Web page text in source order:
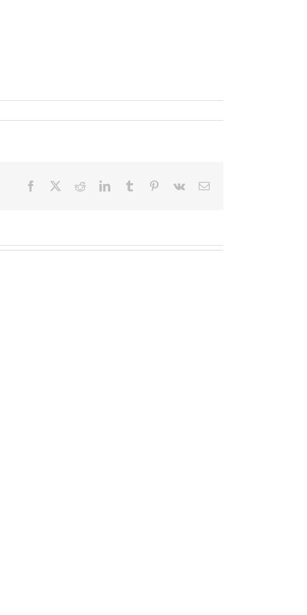
Facebook RedditLinkedInTumblr Pinterest
Vk Email